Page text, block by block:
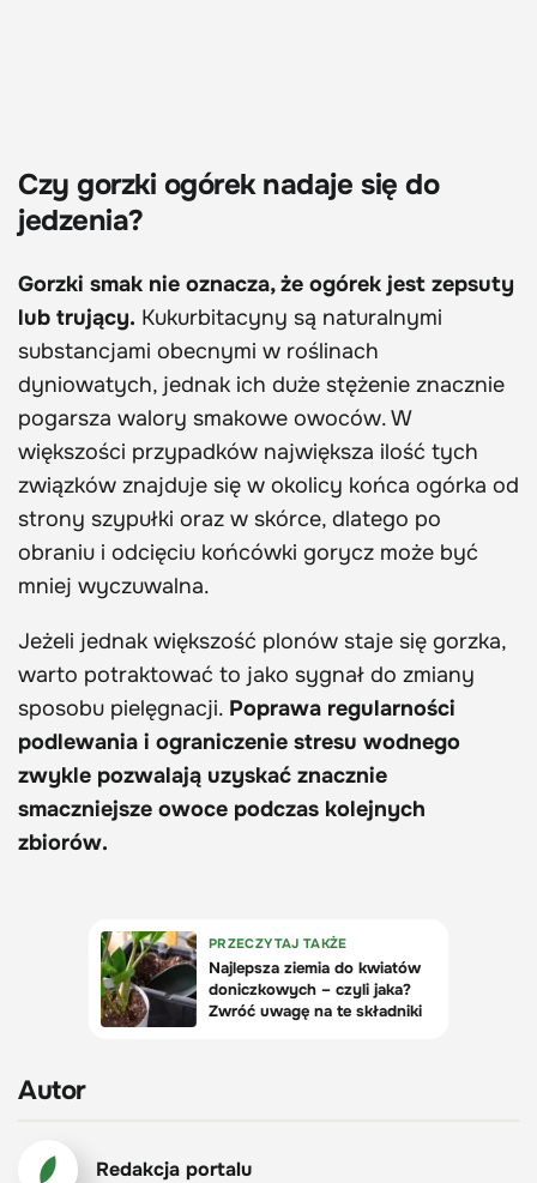
Czy gorzki ogórek nadaje się do
jedzenia?
Gorzki smak nie oznacza, że ogórek jest zepsuty
lub trujący. Kukurbitacyny są naturalnymi
substancjami obecnymi w roślinach
dyniowatych, jednak ich duże stężenie znacznie
pogarsza walory smakowe owoców. W
większości przypadków największa ilość tych
związków znajduje się w okolicy końca ogórka od
strony szypułki oraz w skórce, dlatego po
obraniu i odcięciu końcówki gorycz może być
mniej wyczuwalna.
Jeżeli jednak większość plonów staje się gorzka,
warto potraktować to jako sygnał do zmiany
sposobu pielęgnacji. Poprawa regularności
podlewania i ograniczenie stresu wodnego
zwykle pozwalają uzyskać znacznie
smaczniejsze owoce podczas kolejnych
zbiorów.
Autor
Redakcja portalu